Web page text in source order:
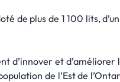
de plus de 1 100 lits,
d’innover et d’améliorer
de l’Est de